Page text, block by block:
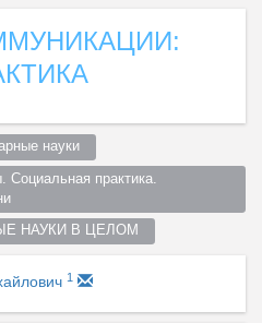
науки
практика.
НАУКИ В ЦЕЛОМ
1